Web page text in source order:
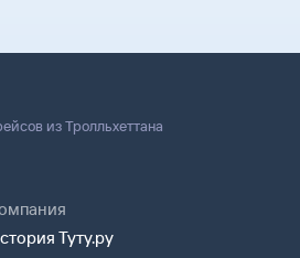
из Тролльхеттана
Туту.ру